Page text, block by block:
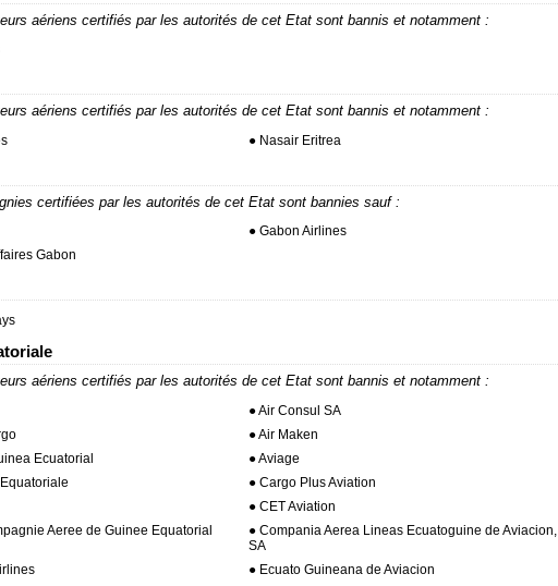
aériens certifiés par les autorités de cet Etat sont bannis et notamment :
aériens certifiés par les autorités de cet Etat sont bannis et notamment :
● Nasair Eritrea
certifiées par les autorités de cet Etat sont bannies sauf :
● Gabon Airlines
Gabon
aériens certifiés par les autorités de cet Etat sont bannis et notamment :
● Air Consul SA
● Air Maken
Ecuatorial
● Aviage
● Cargo Plus Aviation
● CET Aviation
Aeree de Guinee Equatorial
● Compania Aerea Lineas Ecuatoguine de Aviacion,
SA
● Ecuato Guineana de Aviacion